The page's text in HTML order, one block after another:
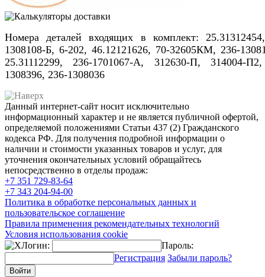
Номера деталей входящих в комплект:
1308108-Б, 6-202, 46.12121626, 70-32605КМ, 236-
25.31112299, 236-1701067-А, 312630-П, 314004-
1308396, 236-1308036
Данный интернет-сайт носит исключительно
информационный характер и не является публичной офертой,
определяемой положениями Статьи 437 (2) Гражданского
кодекса РФ. Для получения подробной информации о
наличии и стоимости указанных товаров и услуг, для
уточнения окончательных условий обращайтесь
непосредственно в отделы продаж:
+7 351 729-83-64
+7 343 204-94-00
Политика в обработке персональных данных и
пользовательское соглашение
Правила применения рекомендательных технологий
Условия использования cookie
Логин:
Пароль:
Регистрация Забыли пароль?